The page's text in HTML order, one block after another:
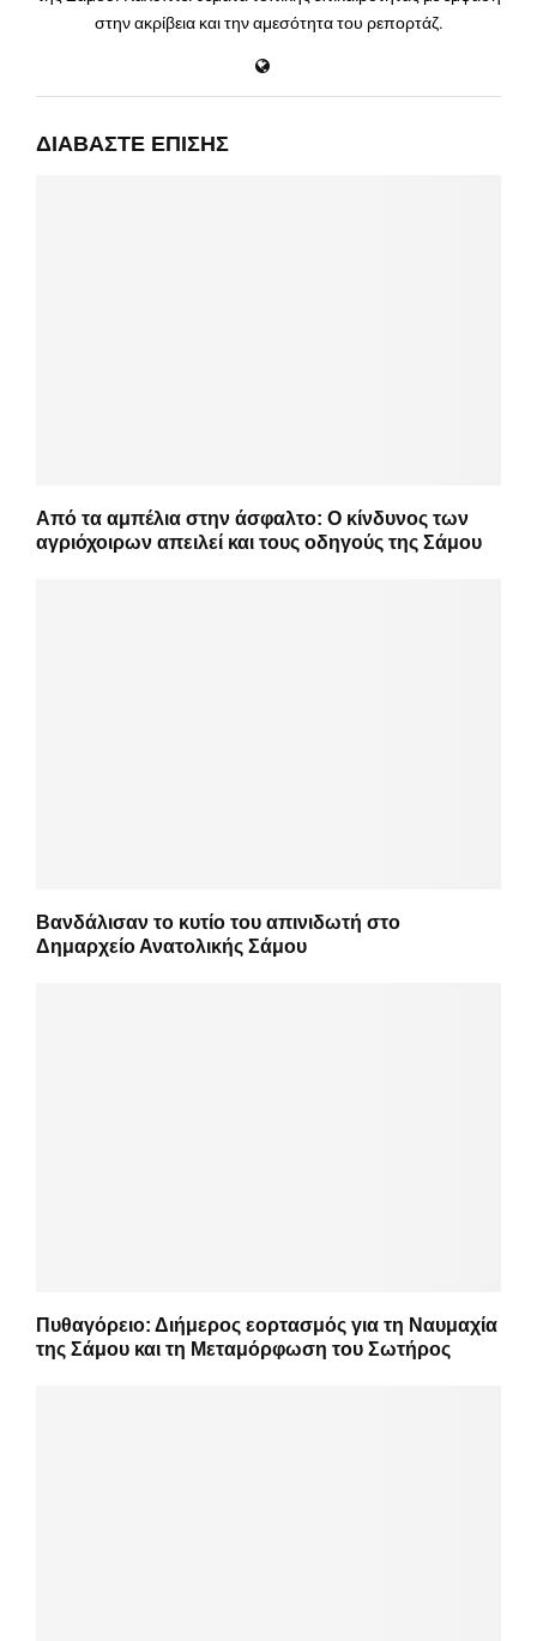
στην ακρίβεια και την αμεσότητα του ρεπορτάζ.
ΔΙΑΒΆΣΤΕ ΕΠΊΣΗΣ
Από τα αμπέλια στην άσφαλτο: Ο κίνδυνος των
αγριόχοιρων απειλεί και τους οδηγούς της Σάμου
Βανδάλισαν το κυτίο του απινιδωτή στο
Δημαρχείο Ανατολικής Σάμου
Πυθαγόρειο: Διήμερος εορτασμός για τη Ναυμαχία
της Σάμου και τη Μεταμόρφωση του Σωτήρος